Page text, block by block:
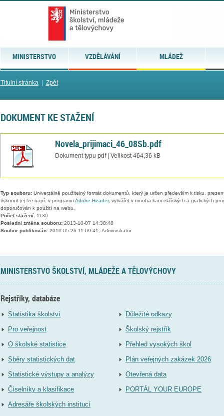
MINISTERSTVO VZDĚLÁVÁNÍ MLÁDEŽ
Titulní stránka| Zpět
DOKUMENT KE STAŽENÍ
Novela_prijimaci_46_08Sb.pdf
Dokument typu pdf | Velikost 464,36 kB
Typ souboru:Univerzálně použitelný formát dokumentů, který je určen především k tisku,
tisknout jej lze např. v programu Adobe Reader, vytvářet v mnoha kancelářských a grafických
doporučován k použití na webu.
Počet stažení:1130
Poslední změna souboru:2013-10-07 14:38:48
Soubor publikován:2010-05-26 11:09:41, Administrator
MINISTERSTVO ŠKOLSTVÍ, MLÁDEŽE A TĚLOVÝCHOVY
Rejstříky, databáze
Statistika školství
Pro veřejnost
O školské statistice
Sběry statistických dat
Statistické výstupy a analýzy
Číselníky a klasifikace
Adresáře školských institucí
Důležité odkazy
Školský rejstřík
Přehled vysokých škol
Plán veřejných zakázek 2026
Otevřená data
PORTÁL YOUR EUROPE